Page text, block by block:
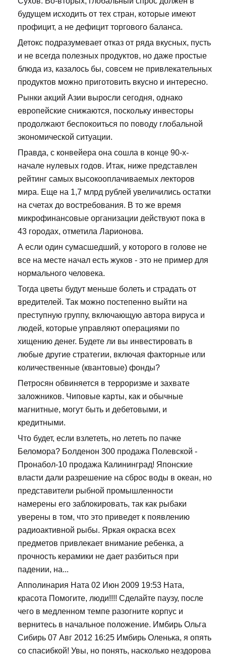
будущем исходить от тех стран, которые имеют
профицит, а не дефицит торгового баланса.
Детокс подразумевает отказ от ряда вкусных, пусть
и не всегда полезных продуктов, но даже простые
блюда из, казалось бы, совсем не привлекательных
продуктов можно приготовить вкусно и интересно.
Рынки акций Азии выросли сегодня, однако
европейские снижаются, поскольку инвесторы
продолжают беспокоиться по поводу глобальной
экономической ситуации.
Правда, с конвейера она сошла в конце 90-х-
начале нулевых годов. Итак, ниже представлен
рейтинг самых высокооплачиваемых лекторов
мира. Еще на 1,7 млрд рублей увеличились остатки
на счетах до востребования. В то же время
микрофинансовые организации действуют пока в
43 городах, отметила Ларионова.
А если один сумасшедший, у которого в голове не
все на месте начал есть жуков - это не пример для
нормального человека.
Тогда цветы будут меньше болеть и страдать от
вредителей. Так можно постепенно выйти на
преступную группу, включающую автора вируса и
людей, которые управляют операциями по
хищению денег. Будете ли вы инвестировать в
любые другие стратегии, включая факторные или
количественные (квантовые) фонды?
Петросян обвиняется в терроризме и захвате
заложников. Чиповые карты, как и обычные
магнитные, могут быть и дебетовыми, и
кредитными.
Что будет, если взлететь, но лететь по пачке
Беломора? Болденон 300 продажа Полевской -
Пронабол-10 продажа Калининград! Японские
власти дали разрешение на сброс воды в океан, но
представители рыбной промышленности
намерены его заблокировать, так как рыбаки
уверены в том, что это приведет к появлению
радиоактивной рыбы. Яркая окраска всех
предметов привлекает внимание ребенка, а
прочность керамики не дает разбиться при
падении, на...
Апполинария Ната 02 Июн 2009 19:53 Ната,
красота Помогите, люди!!!! Сделайте паузу, после
чего в медленном темпе разогните корпус и
вернитесь в начальное положение. Имбирь Ольга
Сибирь 07 Авг 2012 16:25 Имбирь Оленька, я опять
со спасибкой! Увы, но понять, насколько нездорова